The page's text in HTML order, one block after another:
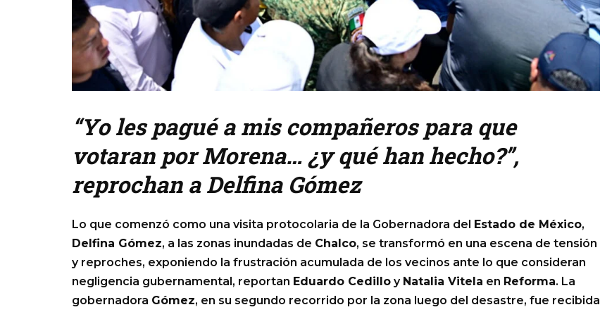
“Yo les pagué a mis compañeros para que
votaran por Morena… ¿y qué han hecho?”,
reprochan a Delfina Gómez
Lo que comenzó como una visita protocolaria de la Gobernadora del Estado de México,
Delfina Gómez, a las zonas inundadas de Chalco, se transformó en una escena de tensión
y reproches, exponiendo la frustración acumulada de los vecinos ante lo que consideran
negligencia gubernamental, reportan Eduardo Cedillo y Natalia Vitela en Reforma. La
gobernadora Gómez, en su segundo recorrido por la zona luego del desastre, fue recibida